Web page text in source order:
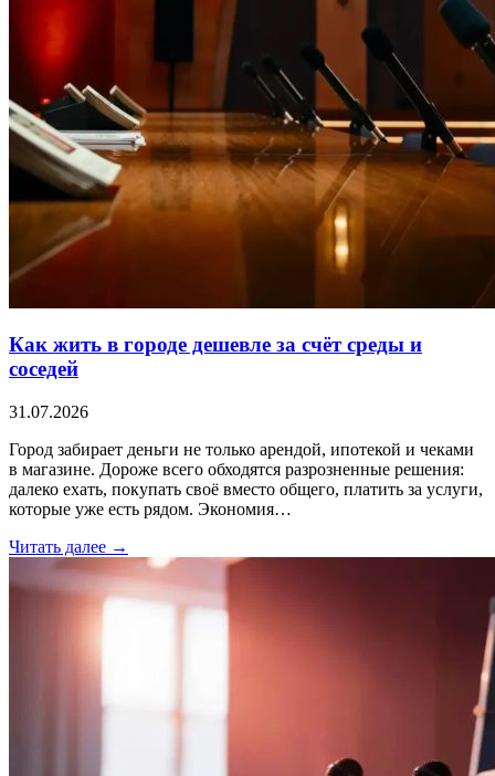
Как жить в городе дешевле за счёт среды и
соседей
31.07.2026
Город забирает деньги не только арендой, ипотекой и чеками
в магазине. Дороже всего обходятся разрозненные решения:
далеко ехать, покупать своё вместо общего, платить за услуги,
которые уже есть рядом. Экономия…
Читать далее →